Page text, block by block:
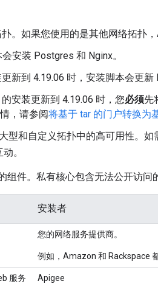
。如果您使用的是其他网络拓扑，
安装 Postgres 和 Nginx。
新到 4.19.06 时，安装脚本会更新
安装更新到 4.19.06 时，您必须先
，请参阅将基于 tar 的门户转换为
型和自定义拓扑中的高可用性。如
。
组件。私有核心包含无法公开访问
安装者
您的网络服务提供商。
例如，Amazon 和 Rackspace
服务
Apigee